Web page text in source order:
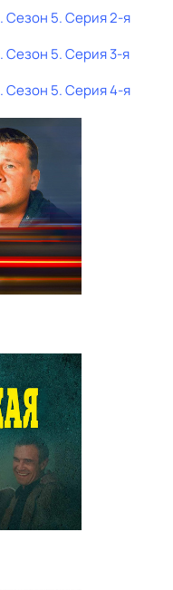
. Сезон 5. Серия 2-я
. Сезон 5. Серия 3-я
. Сезон 5. Серия 4-я